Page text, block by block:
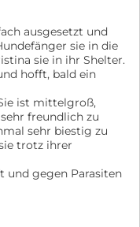
ausgesetzt und
sie in die
sie in ihr Shelter.
hofft, bald ein
ist mittelgroß,
freundlich zu
sehr biestig zu
trotz ihrer
und gegen Parasiten